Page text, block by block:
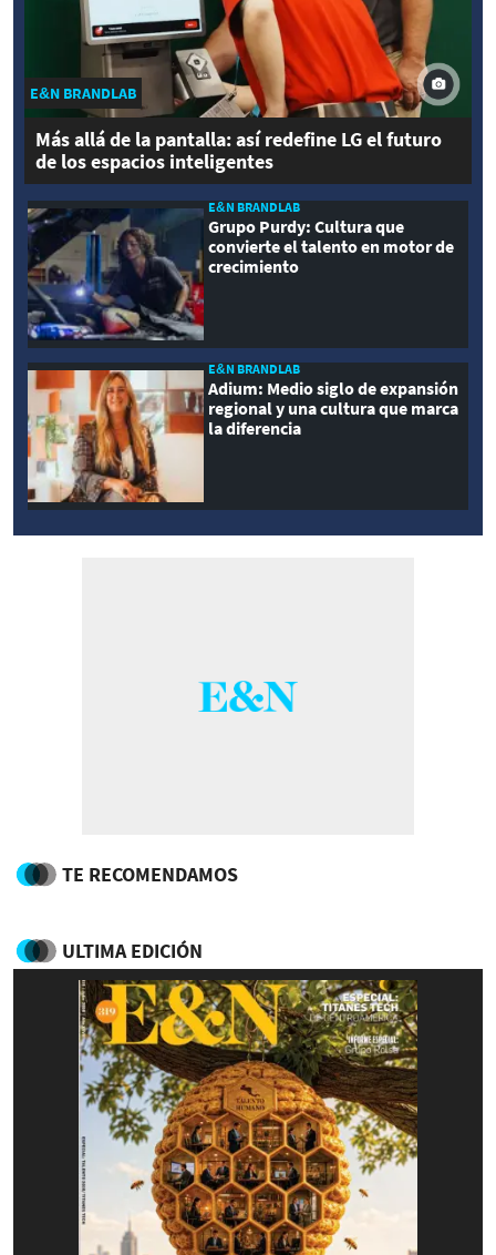
E&N BRANDLAB
Más allá de la pantalla: así redefine LG el futuro
de los espacios inteligentes
E&N BRANDLAB
Grupo Purdy: Cultura que
convierte el talento en motor de
crecimiento
E&N BRANDLAB
Adium: Medio siglo de expansión
regional y una cultura que marca
la diferencia
TE RECOMENDAMOS
ULTIMA EDICIÓN